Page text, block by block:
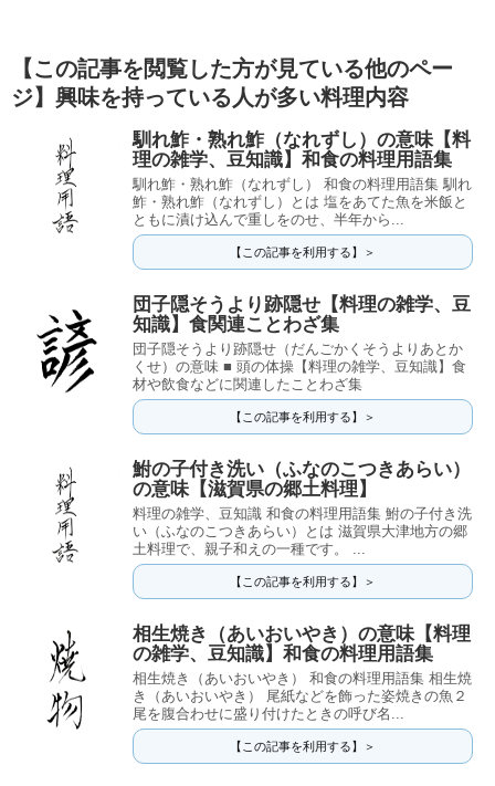
【この記事を閲覧した方が見ている他のペー
ジ】興味を持っている人が多い料理内容
馴れ鮓・熟れ鮓（なれずし）の意味【料
理の雑学、豆知識】和食の料理用語集
馴れ鮓・熟れ鮓（なれずし） 和食の料理用語集 馴れ
鮓・熟れ鮓（なれずし）とは 塩をあてた魚を米飯と
ともに漬け込んで重しをのせ、半年から...
【この記事を利用する】＞
団子隠そうより跡隠せ【料理の雑学、豆
知識】食関連ことわざ集
団子隠そうより跡隠せ（だんごかくそうよりあとか
くせ）の意味 ■ 頭の体操【料理の雑学、豆知識】食
材や飲食などに関連したことわざ集
【この記事を利用する】＞
鮒の子付き洗い（ふなのこつきあらい）
の意味【滋賀県の郷土料理】
料理の雑学、豆知識 和食の料理用語集 鮒の子付き洗
い（ふなのこつきあらい）とは 滋賀県大津地方の郷
土料理で、親子和えの一種です。 ...
【この記事を利用する】＞
相生焼き（あいおいやき）の意味【料理
の雑学、豆知識】和食の料理用語集
相生焼き（あいおいやき） 和食の料理用語集 相生焼
き（あいおいやき） 尾紙などを飾った姿焼きの魚２
尾を腹合わせに盛り付けたときの呼び名...
【この記事を利用する】＞